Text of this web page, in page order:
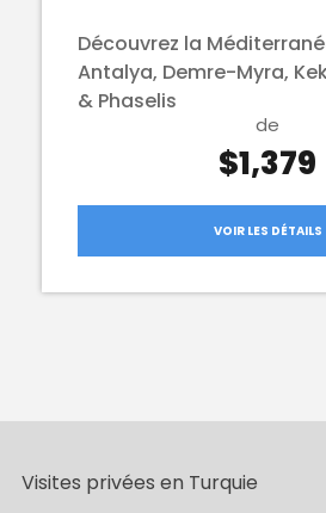
Découvrez la
Antalya, Demre-Myra,
& Phaselis
de
$1,379
VOIR LES DÉTAILS
Visites privées en Turquie